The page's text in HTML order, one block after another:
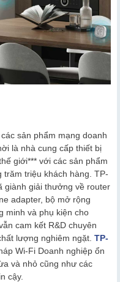
sản phẩm mạng doanh
là nhà cung cấp thiết bị
giới*** với các sản phẩm
triệu khách hàng. TP-
giành giải thưởng về router
adapter, bộ mở rộng
minh và phụ kiện cho
cam kết R&D chuyên
lượng nghiêm ngặt. TP-
Wi-Fi Doanh nghiệp ổn
và nhỏ cũng như các
cậy.